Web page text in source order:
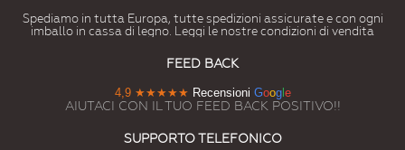
Spediamo in tutta Europa, tutte spedizioni assicurate e con ogni
imballo in cassa di legno. Leggi le nostre condizioni di vendita
FEED BACK
4,9 ★★★★★ Recensioni Google
AIUTACI CON IL TUO FEED BACK POSITIVO!!
SUPPORTO TELEFONICO